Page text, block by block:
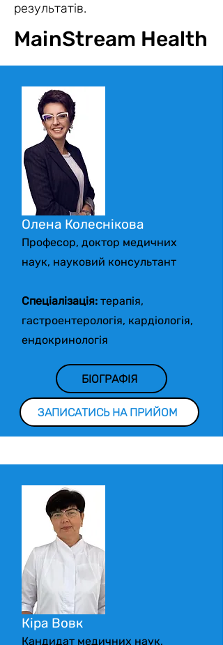
результатів.
MainStream Health
Олена Колеснікова
Професор, доктор медичних
наук, науковий консультант
Спеціалізація: терапія,
гастроентерологія, кардіологія,
ендокринологія
БІОГРАФІЯ
ЗАПИСАТИСЬ НА ПРИЙОМ
Кіра Вовк
Кандидат медичних наук,